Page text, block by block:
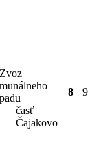
Zvoz
časť
Čajakovo
8 9